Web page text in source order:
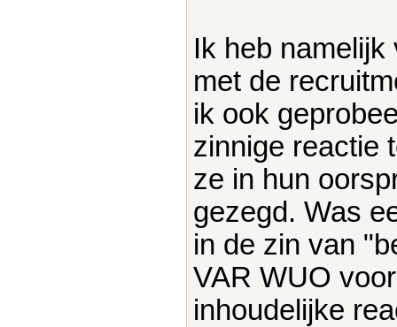
Ik heb
met de
ik ook
zinnige reactie
ze in hun
gezegd. Was
in de zin van
VAR WUO
inhoudelijke